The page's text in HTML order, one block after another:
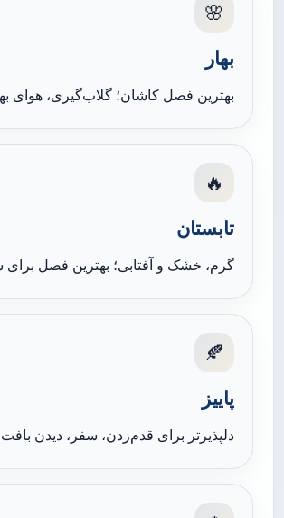
🌸
بهار
بهترین فصل کاشان؛ گلاب‌گیری، هوای
🔥
تابستان
گرم، خشک و آفتابی؛ بهترین فصل برای
🍂
پاییز
دلپذیرتر برای قدم‌زدن، سفر، دیدن